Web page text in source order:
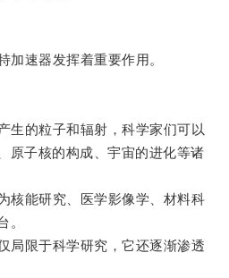
速器发挥着重要作用。
的粒子和辐射，科学家们可以
原子核的构成、宇宙的进化等诸
能研究、医学影像学、材料科
。
限于科学研究，它还逐渐渗透